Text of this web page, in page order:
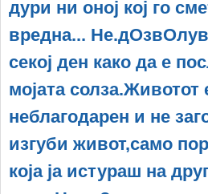
дури ни оној кој го
вредна...
секој ден како да е
мојата
неблагодарен и не
изгуби живот,само
која ја истураш на